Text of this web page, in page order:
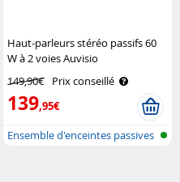
Haut-parleurs stéréo passifs 60
W à 2 voies Auvisio
149,90€ Prix conseillé
139,95€
Ensemble d'enceintes passives